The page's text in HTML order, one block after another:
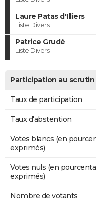
Laure Patas d'Illiers
Liste Divers
Patrice Grudé
Liste Divers
Participation au scrutin
Taux de participation
Taux d'abstention
Votes blancs (en
exprimés)
Votes nuls (en
exprimés)
Nombre de votants